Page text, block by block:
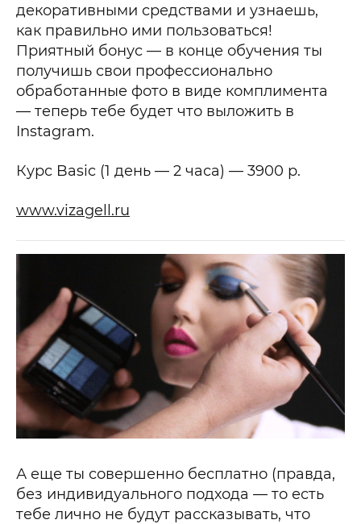
декоративными средствами и узнаешь,
как правильно ими пользоваться!
Приятный бонус — в конце обучения ты
получишь свои профессионально
обработанные фото в виде комплимента
— теперь тебе будет что выложить в
Instagram.
Курс Basic (1 день — 2 часа) — 3900 р.
www.vizagell.ru
А еще ты совершенно бесплатно (правда,
без индивидуального подхода — то есть
тебе лично не будут рассказывать, что